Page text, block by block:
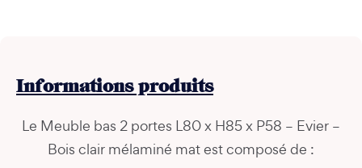
Informationsproduits
Le Meuble bas 2 portes L80 x H85 x P58 – Evier –
Bois clair mélaminé mat est composé de :